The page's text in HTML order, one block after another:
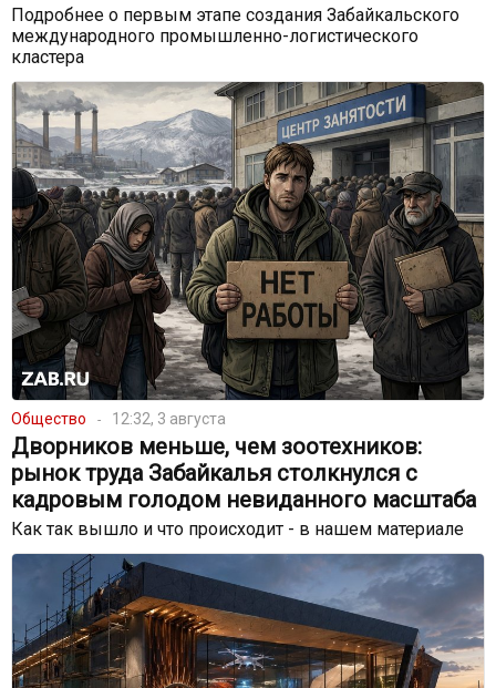
Подробнее о первым этапе создания Забайкальского
международного промышленно-логистического
кластера
Общество 12:32, 3 августа
Дворников меньше, чем зоотехников:
рынок труда Забайкалья столкнулся с
кадровым голодом невиданного масштаба
Как так вышло и что происходит - в нашем материале